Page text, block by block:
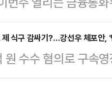
의 영농인이거나,
따르면…
키워드로 건강관리
건강지능(HQ,
스스로 관리하려는
을 관리할 수 있는 제
…
가 실리면서, 대출
어지고 있다.특히 예
금리차가 다시 벌어
하나·우리·NH농협
제 식구 감싸기?…강선우 체포안,
원 수수 혐의로 구속
가결됐다. 탈당했지